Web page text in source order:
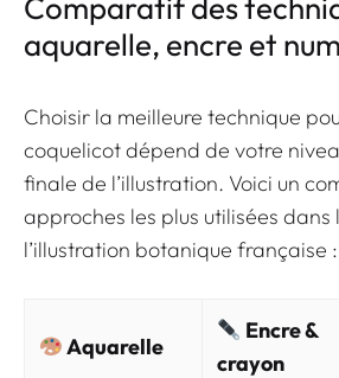
aquarelle, encre et
Choisir la meilleure technique
coquelicot dépend de votre
finale de l’illustration. Voici un
approches les plus utilisées dans
l’illustration botanique française :
Aquarelle
Encre &
crayon